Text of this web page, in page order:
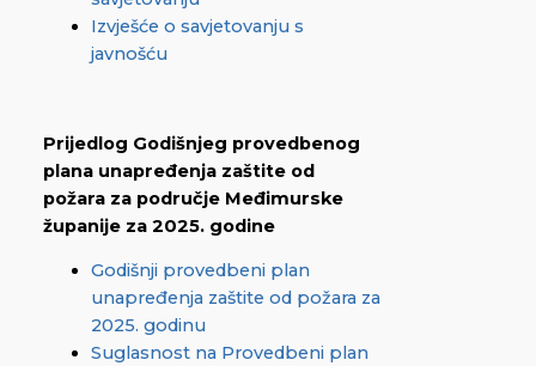
Izvješće o savjetovanju s
javnošću
Prijedlog Godišnjeg provedbenog
plana unapređenja zaštite od
požara za područje Međimurske
županije za 2025. godine
Godišnji provedbeni plan
unapređenja zaštite od požara za
2025. godinu
Suglasnost na Provedbeni plan